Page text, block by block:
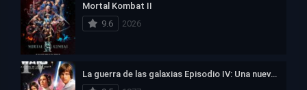
Mortal Kombat II
9.6
2026
La guerra de las galaxias Episodio IV: Una nueva esperanza